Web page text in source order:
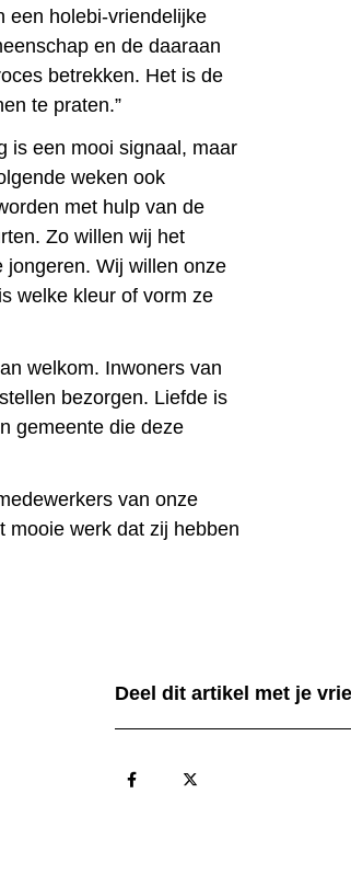
een holebi-vriendelijke
en de daaraan
betrekken. Het is de
te praten.”
is een mooi signaal, maar
weken ook
met hulp van de
Zo willen wij het
jongeren. Wij willen onze
welke kleur of vorm ze
welkom. Inwoners van
bezorgen. Liefde is
gemeente die deze
van onze
mooie werk dat zij hebben
Deel dit artikel met je